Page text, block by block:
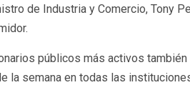
de Industria y Comercio, Tony
públicos más activos
la semana en todas las